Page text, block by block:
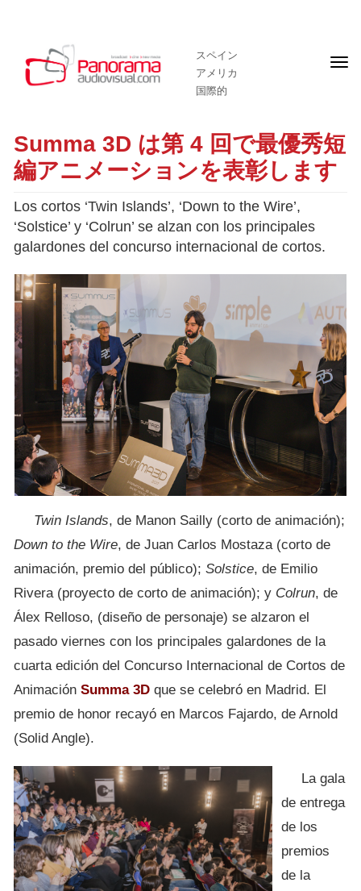
スペイン
アメリカ
国際的
フ
ジ
Summa 3D は第 4 回で最優秀短
編アニメーションを表彰します
Los cortos ‘Twin Islands’, ‘Down to the Wire’,
‘Solstice’ y ‘Colrun’ se alzan con los principales
galardones del concurso internacional de cortos.
Twin Islands, de Manon Sailly (corto de animación);
Down to the Wire, de Juan Carlos Mostaza (corto de
animación, premio del público); Solstice, de Emilio
Rivera (proyecto de corto de animación); y Colrun, de
Álex Relloso, (diseño de personaje) se alzaron el
pasado viernes con los principales galardones de la
cuarta edición del Concurso Internacional de Cortos de
Animación Summa 3D que se celebró en Madrid. El
premio de honor recayó en Marcos Fajardo, de Arnold
(Solid Angle).
La gala
de entrega
de los
premios
de la